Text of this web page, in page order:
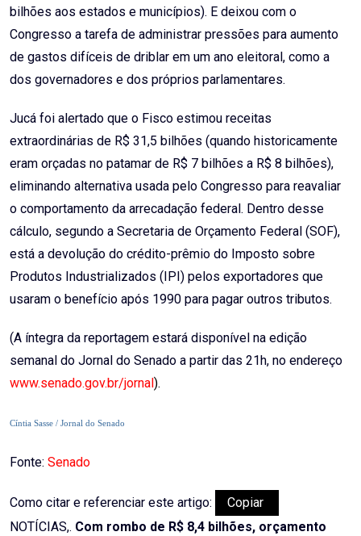
bilhões aos estados e municípios). E deixou com o
Congresso a tarefa de administrar pressões para aumento
de gastos difíceis de driblar em um ano eleitoral, como a
dos governadores e dos próprios parlamentares.
Jucá foi alertado que o Fisco estimou receitas
extraordinárias de R$ 31,5 bilhões (quando historicamente
eram orçadas no patamar de R$ 7 bilhões a R$ 8 bilhões),
eliminando alternativa usada pelo Congresso para reavaliar
o comportamento da arrecadação federal. Dentro desse
cálculo, segundo a Secretaria de Orçamento Federal (SOF),
está a devolução do crédito-prêmio do Imposto sobre
Produtos Industrializados (IPI) pelos exportadores que
usaram o benefício após 1990 para pagar outros tributos.
(A íntegra da reportagem estará disponível na edição
semanal do Jornal do Senado a partir das 21h, no endereço
www.senado.gov.br/jornal ).
Cíntia Sasse / Jornal do Senado
Fonte: Senado
Como citar e referenciar este artigo:
Copiar
NOTÍCIAS,. Com rombo de R$ 8,4 bilhões, orçamento